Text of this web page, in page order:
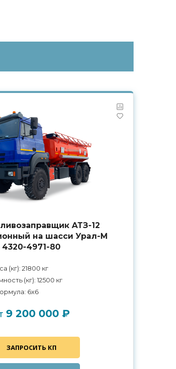
АТЗ-12
на шасси Урал-М
4320-4971-80
(кг): 21800 кг
(кг): 12500 кг
6x6
9 200 000 ₽
ЗАПРОСИТЬ КП